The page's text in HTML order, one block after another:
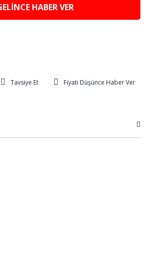
HABER VER
Tavsiye Et
Fiyatı Düşünce Haber Ver